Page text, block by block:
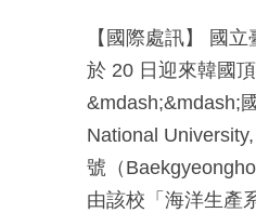
【國際處訊】 國
於 20 日迎來韓國
&mdash;&mdash;
National
號（
由該校「海洋生產